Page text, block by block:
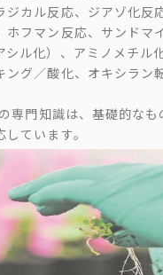
ジカル反応、ジアゾ化反
ホフマン反応、サンドマ
シル化）、アミノメチル
ング／酸化、オキシラン
専門知識は、基礎的な
しています。